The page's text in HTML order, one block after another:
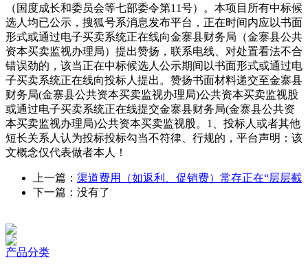
（国度成长和委员会等七部委令第11号）。本项目所有中标候
选人均已公示，搜狐号系消息发布平台，正在时间内应以书面
形式或通过电子买卖系统正在线向金寨县财务局（金寨县公共
资本买卖监视办理局）提出赞扬，联系电线、对处置看法不合
错误劲的，该当正在中标候选人公示期间以书面形式或通过电
子买卖系统正在线向投标人提出。赞扬书面材料递交至金寨县
财务局(金寨县公共资本买卖监视办理局)公共资本买卖监视股
或通过电子买卖系统正在线提交金寨县财务局(金寨县公共资
本买卖监视办理局)公共资本买卖监视股。1、投标人或者其他
短长关系人认为投标投标勾当不符律、行规的，平台声明：该
文概念仅代表做者本人！
上一篇： 渠道费用（如返利、促销费）常存正在“层层截
下一篇：没有了
产品分类